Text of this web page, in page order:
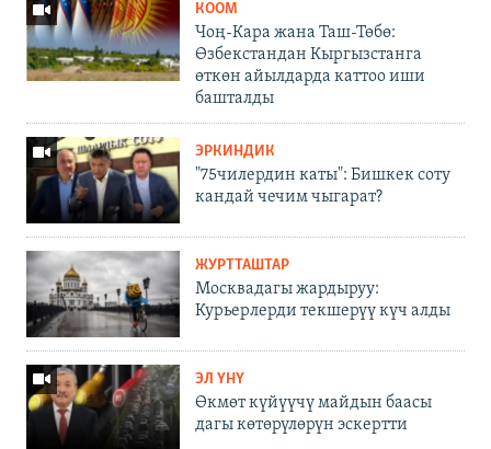
КООМ
Чоң-Кара жана Таш-Төбө:
Өзбекстандан Кыргызстанга
өткөн айылдарда каттоо иши
башталды
ЭРКИНДИК
"75чилердин каты": Бишкек соту
кандай чечим чыгарат?
ЖУРТТАШТАР
Москвадагы жардыруу:
Курьерлерди текшерүү күч алды
ЭЛ ҮНҮ
Өкмөт күйүүчү майдын баасы
дагы көтөрүлөрүн эскертти